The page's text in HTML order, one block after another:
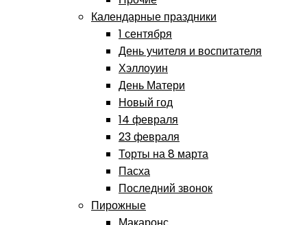
Календарные праздники
1 сентября
День учителя и воспитателя
Хэллоуин
День Матери
Новый год
14 февраля
23 февраля
Торты на 8 марта
Пасха
Последний звонок
Пирожные